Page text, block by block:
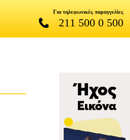
Για τηλεφωνικές παραγγελίες
211 500 0 500